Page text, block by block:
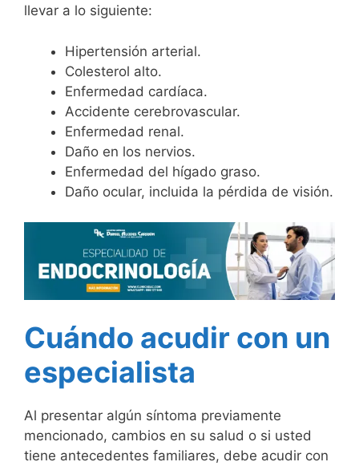
llevar a lo siguiente:
Hipertensión arterial.
Colesterol alto.
Enfermedad cardíaca.
Accidente cerebrovascular.
Enfermedad renal.
Daño en los nervios.
Enfermedad del hígado graso.
Daño ocular, incluida la pérdida de visión.
Cuándo acudir con un
especialista
Al presentar algún síntoma previamente
mencionado, cambios en su salud o si usted
tiene antecedentes familiares, debe acudir con